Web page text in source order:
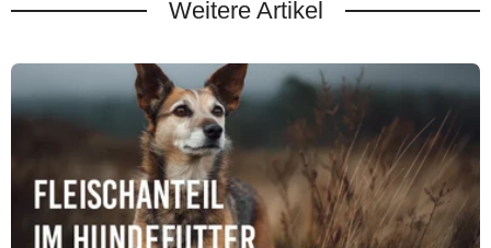
Weitere Artikel